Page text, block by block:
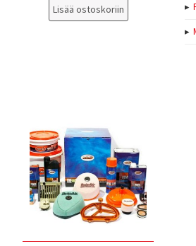
Lisää ostoskoriin